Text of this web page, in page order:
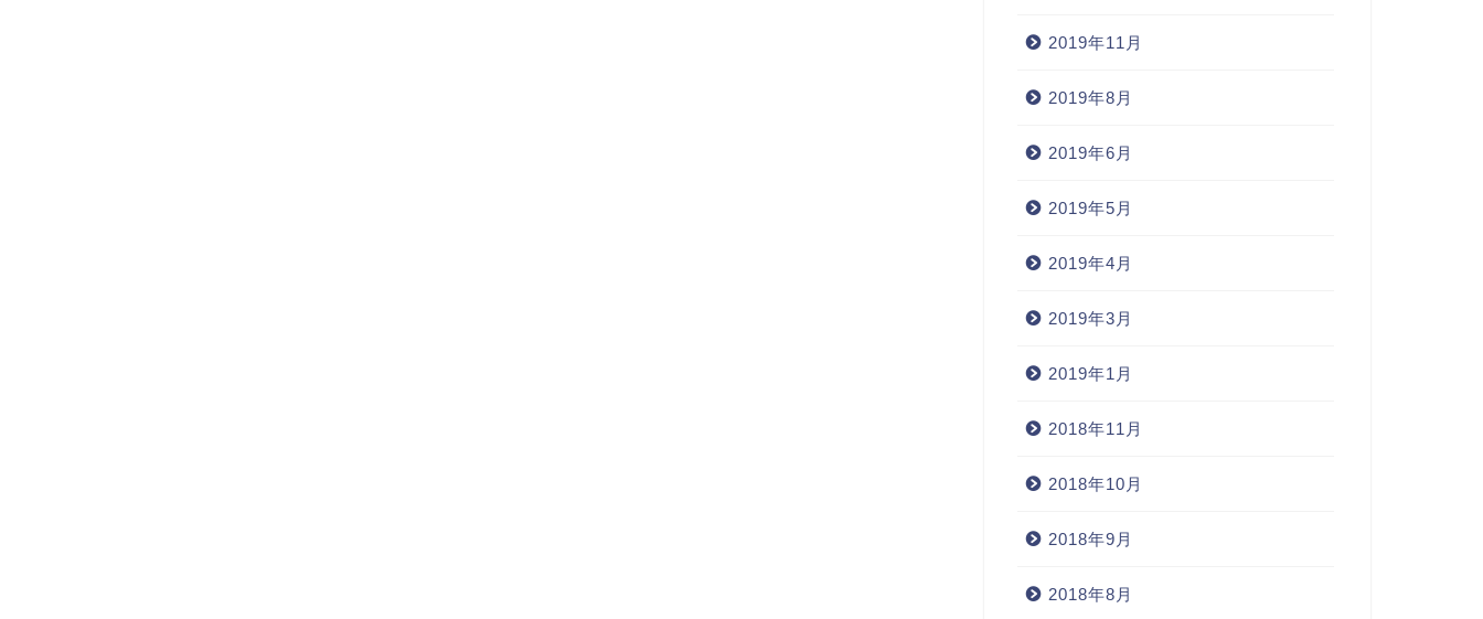
2019年11月
2019年8月
2019年6月
2019年5月
2019年4月
2019年3月
2019年1月
2018年11月
2018年10月
2018年9月
2018年8月